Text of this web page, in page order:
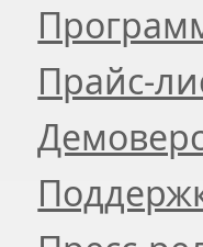
Прайс-